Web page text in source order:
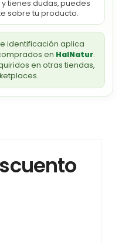
tienes dudas, puedes
sobre tu producto.
identificación aplica
en HalNatur.
en otras tiendas,